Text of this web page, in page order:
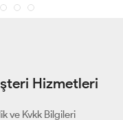
Hizmetleri
ve Kvkk Bilgileri